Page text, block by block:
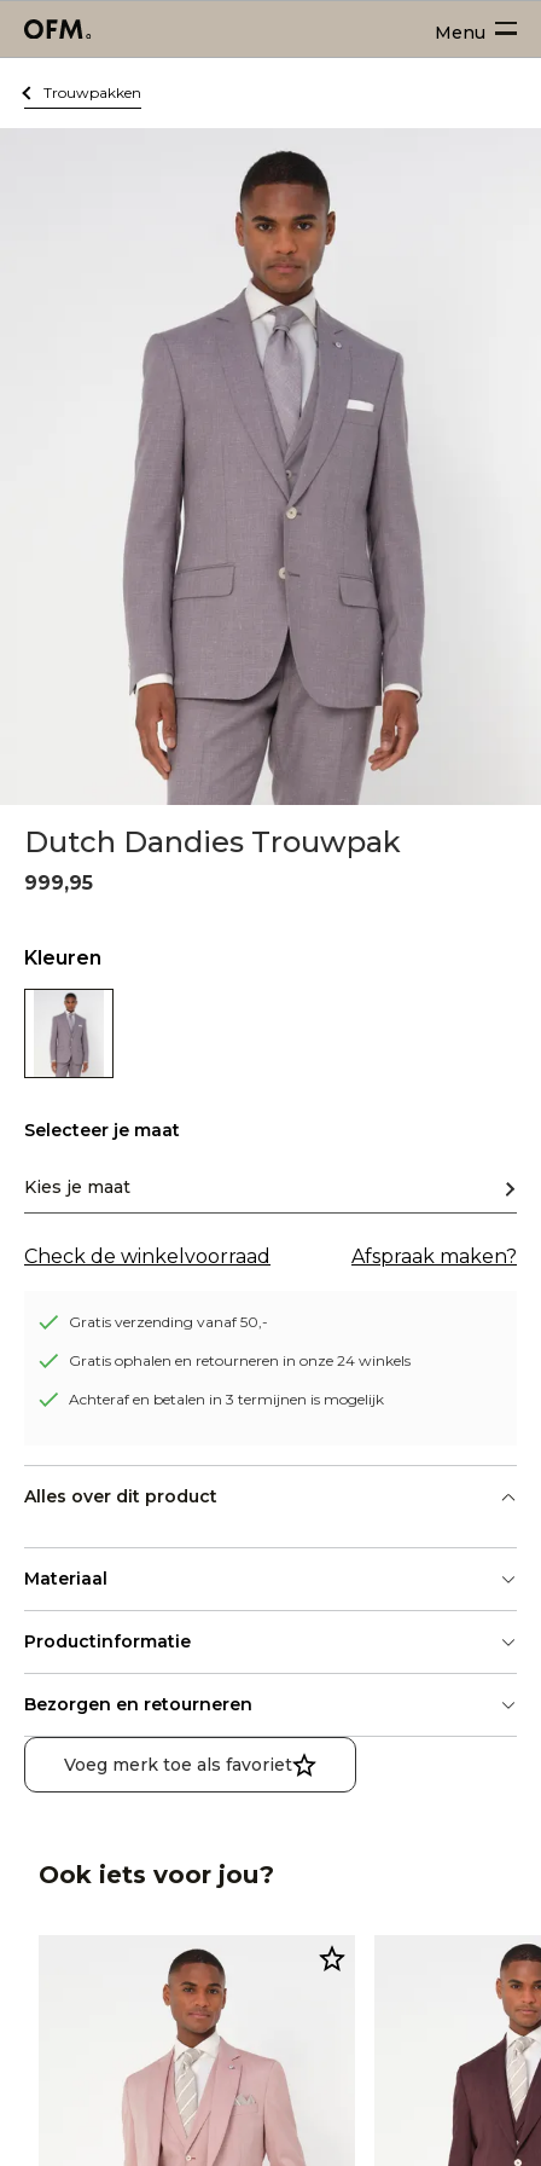
Menu
Trouwpakken
Dutch Dandies Trouwpak
999,95
Kleuren
Selecteer je maat
Kies je maat
Check de winkelvoorraad Afspraak maken?
Gratis verzending vanaf 50,-
Gratis ophalen en retourneren in onze 24 winkels
Achteraf en betalen in 3 termijnen is mogelijk
Alles over dit product
Materiaal
Productinformatie
Bezorgen en retourneren
Voeg merk toe als favoriet
Ook iets voor jou?